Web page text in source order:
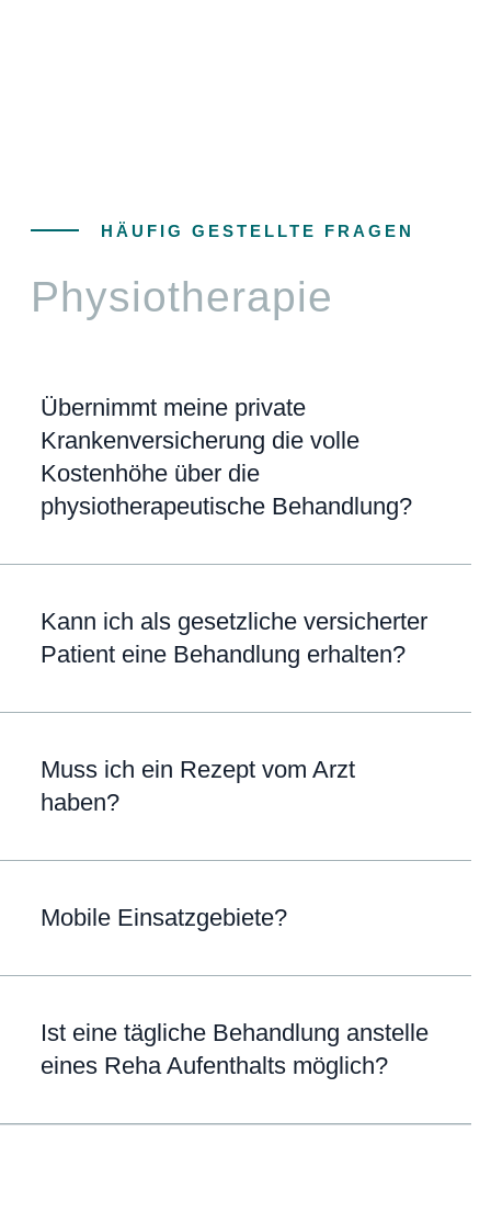
HÄUFIG GESTELLTE FRAGEN
Physiotherapie
Übernimmt meine private
Krankenversicherung die volle
Kostenhöhe über die
physiotherapeutische Behandlung?
Kann ich als gesetzliche versicherter
Patient eine Behandlung erhalten?
Muss ich ein Rezept vom Arzt
haben?
Mobile Einsatzgebiete?
Ist eine tägliche Behandlung anstelle
eines Reha Aufenthalts möglich?